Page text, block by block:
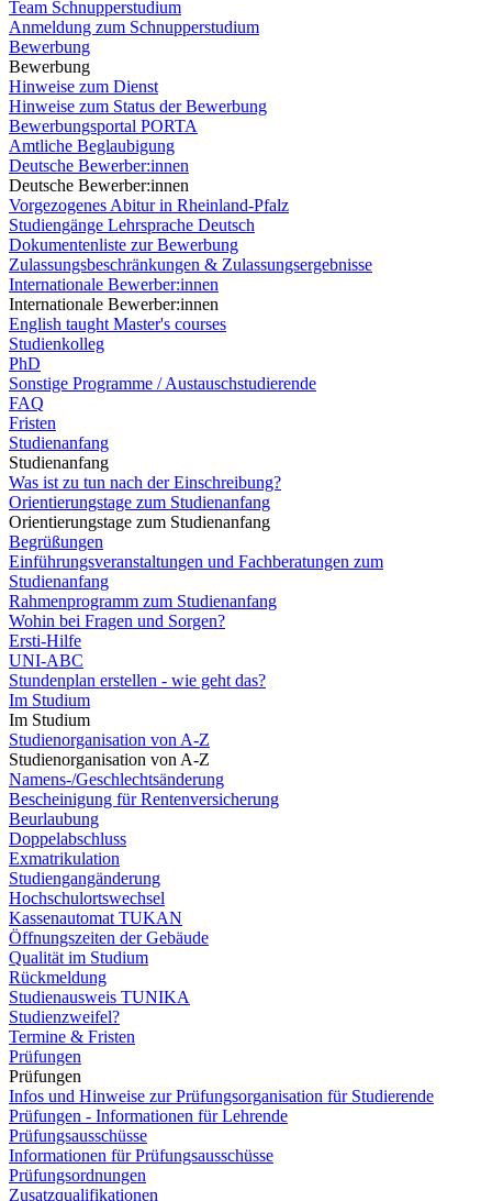
Team Schnupperstudium
Anmeldung zum Schnupperstudium
Bewerbung
Bewerbung
Hinweise zum Dienst
Hinweise zum Status der Bewerbung
Bewerbungsportal PORTA
Amtliche Beglaubigung
Deutsche Bewerber:innen
Deutsche Bewerber:innen
Vorgezogenes Abitur in Rheinland-Pfalz
Studiengänge Lehrsprache Deutsch
Dokumentenliste zur Bewerbung
Zulassungsbeschränkungen & Zulassungsergebnisse
Internationale Bewerber:innen
Internationale Bewerber:innen
English taught Master's courses
Studienkolleg
PhD
Sonstige Programme / Austauschstudierende
FAQ
Fristen
Studienanfang
Studienanfang
Was ist zu tun nach der Einschreibung?
Orientierungstage zum Studienanfang
Orientierungstage zum Studienanfang
Begrüßungen
Einführungsveranstaltungen und Fachberatungen zum
Studienanfang
Rahmenprogramm zum Studienanfang
Wohin bei Fragen und Sorgen?
Ersti-Hilfe
UNI-ABC
Stundenplan erstellen - wie geht das?
Im Studium
Im Studium
Studienorganisation von A-Z
Studienorganisation von A-Z
Namens-/Geschlechtsänderung
Bescheinigung für Rentenversicherung
Beurlaubung
Doppelabschluss
Exmatrikulation
Studiengangänderung
Hochschulortswechsel
Kassenautomat TUKAN
Öffnungszeiten der Gebäude
Qualität im Studium
Rückmeldung
Studienausweis TUNIKA
Studienzweifel?
Termine & Fristen
Prüfungen
Prüfungen
Infos und Hinweise zur Prüfungsorganisation für Studierende
Prüfungen - Informationen für Lehrende
Prüfungsausschüsse
Informationen für Prüfungsausschüsse
Prüfungsordnungen
Zusatzqualifikationen